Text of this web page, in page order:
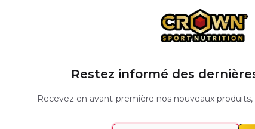
Restez informé des
Recevez en avant-première nos nouveaux